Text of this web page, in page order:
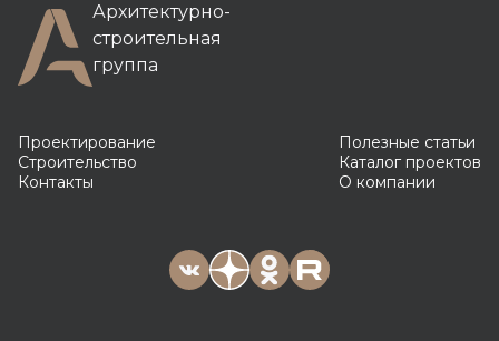
Архитектурно-
строительная
группа
Проектирование
Строительство
Контакты
Полезные статьи
Каталог проектов
О компании